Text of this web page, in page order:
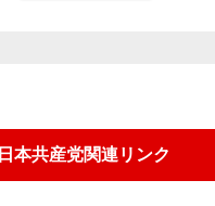
日本共産党関連リンク